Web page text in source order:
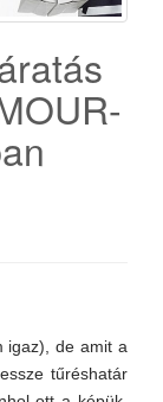
g
o
igaz), de amit a
tűréshatár